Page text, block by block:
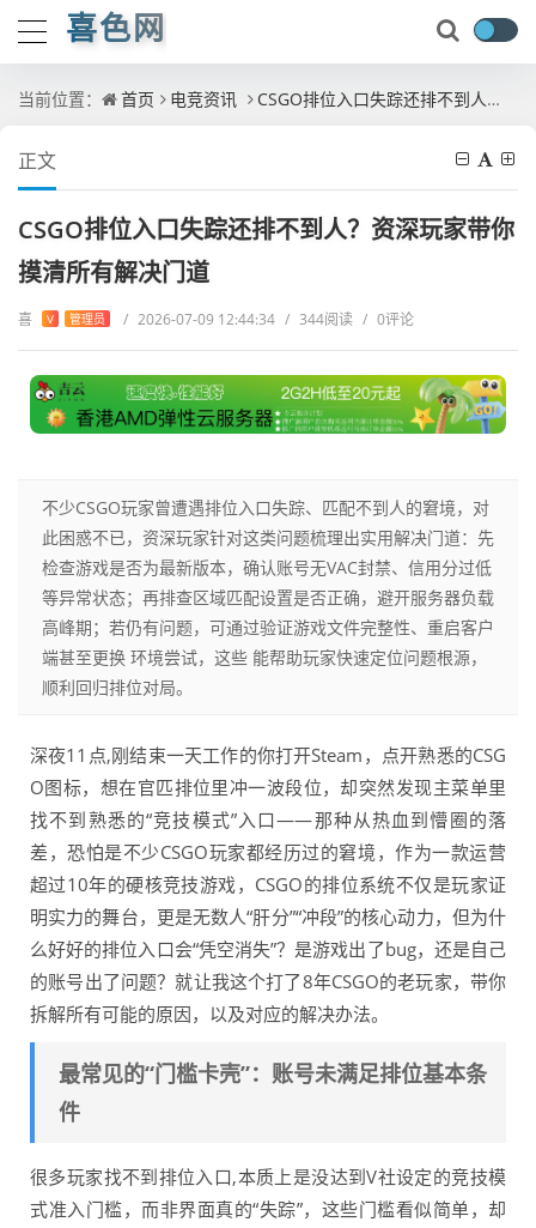
喜色网
当前位置： 首页 电竞资讯 CSGO排位入口失踪还排不到人？资深玩家带你摸清所有解决门道
正文
CSGO排位入口失踪还排不到人？资深玩家带你
摸清所有解决门道
喜 V 管理员 / 2026-07-09 12:44:34 / 344阅读 / 0评论
不少CSGO玩家曾遭遇排位入口失踪、匹配不到人的窘境，对
此困惑不已，资深玩家针对这类问题梳理出实用解决门道：先
检查游戏是否为最新版本，确认账号无VAC封禁、信用分过低
等异常状态；再排查区域匹配设置是否正确，避开服务器负载
高峰期；若仍有问题，可通过验证游戏文件完整性、重启客户
端甚至更换 环境尝试，这些 能帮助玩家快速定位问题根源，
顺利回归排位对局。
深夜11点,刚结束一天工作的你打开Steam，点开熟悉的CSG
O图标，想在官匹排位里冲一波段位，却突然发现主菜单里
找不到熟悉的“竞技模式”入口——那种从热血到懵圈的落
差，恐怕是不少CSGO玩家都经历过的窘境，作为一款运营
超过10年的硬核竞技游戏，CSGO的排位系统不仅是玩家证
明实力的舞台，更是无数人“肝分”“冲段”的核心动力，但为什
么好好的排位入口会“凭空消失”？是游戏出了bug，还是自己
的账号出了问题？就让我这个打了8年CSGO的老玩家，带你
拆解所有可能的原因，以及对应的解决办法。
最常见的“门槛卡壳”：账号未满足排位基本条
件
很多玩家找不到排位入口,本质上是没达到V社设定的竞技模
式准入门槛，而非界面真的“失踪”，这些门槛看似简单，却